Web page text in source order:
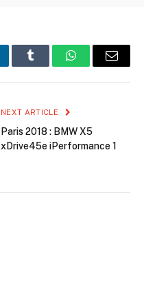
Tumblr WhatsAppEmail
NEXT ARTICLE
Paris 2018 : BMW X5
xDrive45e iPerformance 1